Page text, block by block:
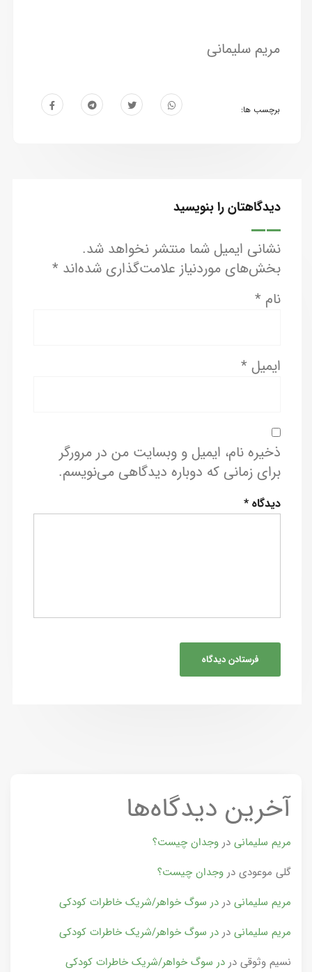
مریم سلیمانی
برچسب ها:
دیدگاهتان را بنویسید
نشانی ایمیل شما منتشر نخواهد شد.
بخش‌های موردنیاز علامت‌گذاری شده‌اند *
نام *
ایمیل *
ذخیره نام، ایمیل و وبسایت من در مرورگر
برای زمانی که دوباره دیدگاهی می‌نویسم.
دیدگاه*
آخرین دیدگاه‌ها
مریم سلیمانی در وجدان چیست؟
گلی موعودی در وجدان چیست؟
مریم سلیمانی در در سوگ خواهر/شریک خاطرات کودکی
مریم سلیمانی در در سوگ خواهر/شریک خاطرات کودکی
نسیم وثوقی در در سوگ خواهر/شریک خاطرات کودکی